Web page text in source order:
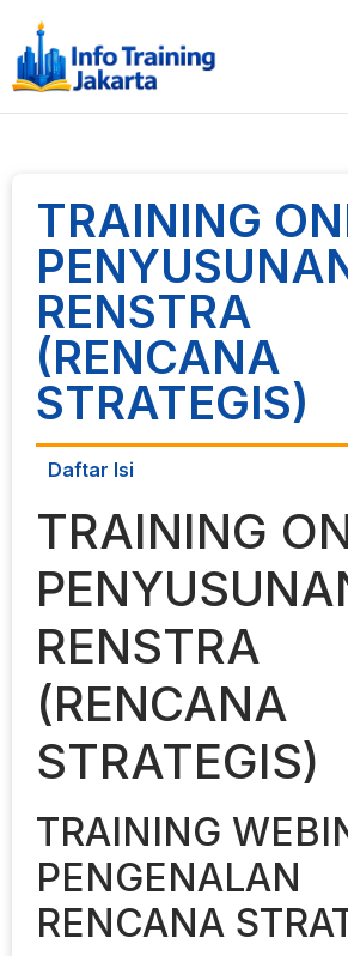
TRAINING
RENSTRA
(RENCANA
STRATEGIS)
Daftar Isi
TRAINING
RENSTRA
(RENCANA
STRATEGIS)
TRAINING
PENGENALAN
RENCANA